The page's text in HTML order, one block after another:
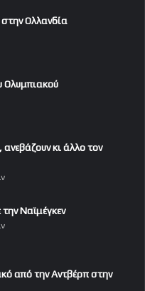
Ολλανδία
Ολυμπιακού
κι άλλο τον
Ναϊμέγκεν
από την Αντβέρπ στην